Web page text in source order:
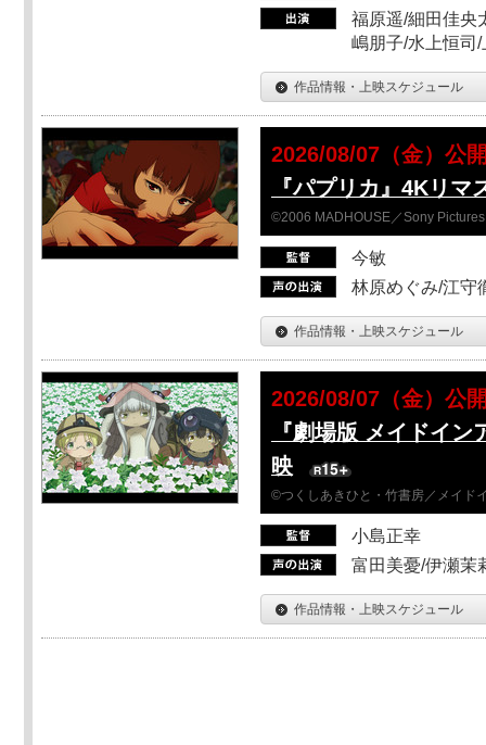
福原遥/細田佳央
嶋朋子/水上恒司
作品情報・上映スケジュール
2026/08/07（金）公
『パプリカ』4Kリマ
©2006 MADHOUSE／Sony
今敏
林原めぐみ/江守
作品情報・上映スケジュール
2026/08/07（金）公
『劇場版 メイドイ
映
©つくしあきひと・竹書房／メイド
小島正幸
富田美憂/伊瀬茉
作品情報・上映スケジュール